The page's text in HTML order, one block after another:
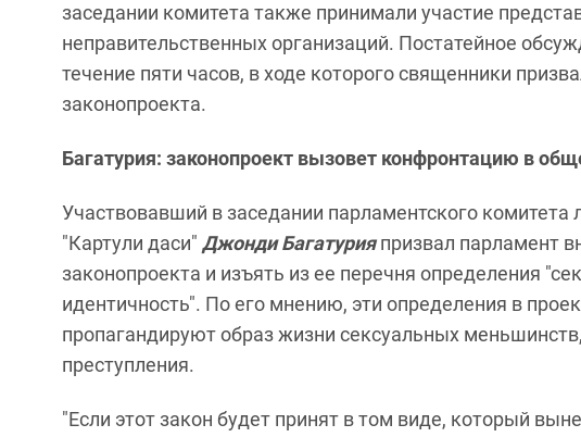
заседании комитета также принимали участие
неправительственных организаций. Постатейное
течение пяти часов, в ходе которого священники
законопроекта.
Багатурия: законопроект вызовет конфронтацию в
Участвовавший в заседании парламентского комитета
"Картули даси" Джонди Багатурияпризвал парламент
законопроекта и изъять из ее перечня определения
идентичность". По его мнению, эти определения в
пропагандируют образ жизни сексуальных
преступления.
"Если этот закон будет принят в том виде, который